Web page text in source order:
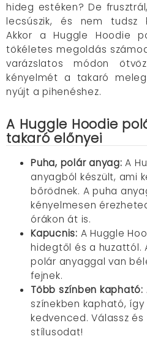
hideg estéken? De
lecsúszik, és nem tudsz
Akkor a Huggle Hoodie
tökéletes megoldás
varázslatos módon
kényelmét a takaró
nyújt a pihenéshez.
A Huggle Hoodie
takaró előnyei
Puha, polár anyag: A
anyagból készült, ami
bőrödnek. A puha
kényelmesen
órákon át is.
Kapucnis: A Huggle
hidegtől és a huzattól.
polár anyaggal van
fejnek.
Több színben kapható:
színekben kapható,
kedvenced. Válassz
stílusodat!